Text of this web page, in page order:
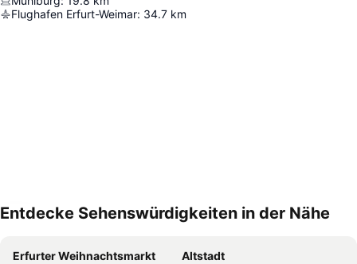
Flughafen Erfurt-Weimar: 34.7 km
Entdecke Sehenswürdigkeiten in der Nähe
Erfurter Weihnachtsmarkt
Altstadt